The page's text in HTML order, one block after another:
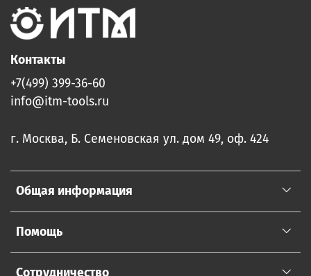
Общая информация
Помощь
Сотрудничество
Контакты
+7(499) 399-36-60
info@itm-tools.ru
г. Москва, Б. Семеновская ул. дом 49, оф. 424